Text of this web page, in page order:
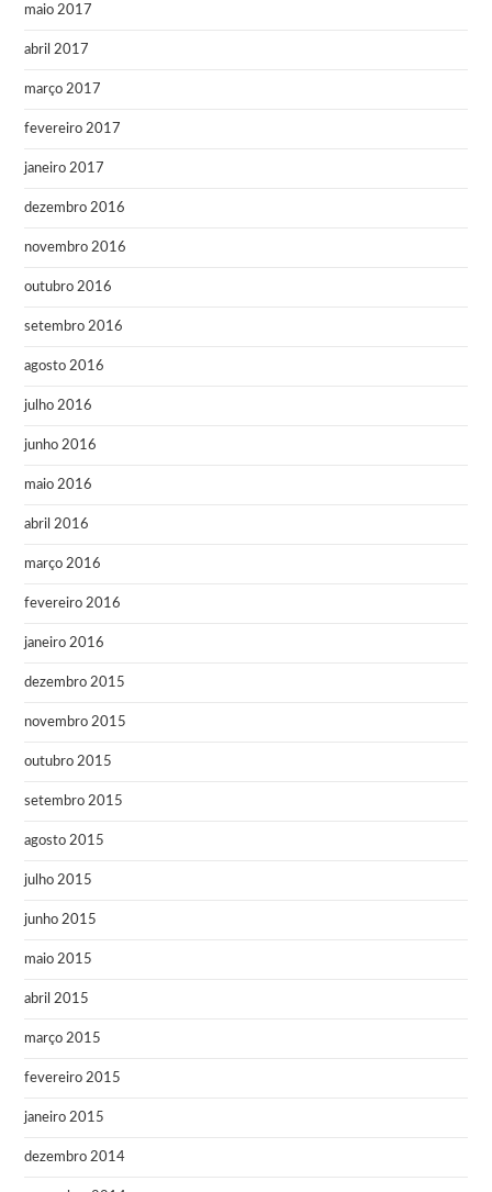
maio 2017
abril 2017
março 2017
fevereiro 2017
janeiro 2017
dezembro 2016
novembro 2016
outubro 2016
setembro 2016
agosto 2016
julho 2016
junho 2016
maio 2016
abril 2016
março 2016
fevereiro 2016
janeiro 2016
dezembro 2015
novembro 2015
outubro 2015
setembro 2015
agosto 2015
julho 2015
junho 2015
maio 2015
abril 2015
março 2015
fevereiro 2015
janeiro 2015
dezembro 2014